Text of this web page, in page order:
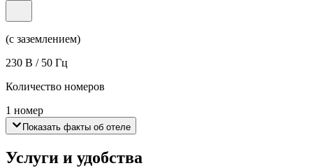
(с заземлением)
230 В / 50 Гц
Количество номеров
1 номер
Показать факты об отеле
Услуги и удобства